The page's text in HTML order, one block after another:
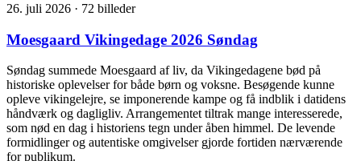
26. juli 2026 · 72 billeder
Moesgaard Vikingedage 2026 Søndag
Søndag summede Moesgaard af liv, da Vikingedagene bød på
historiske oplevelser for både børn og voksne. Besøgende kunne
opleve vikingelejre, se imponerende kampe og få indblik i datidens
håndværk og dagligliv. Arrangementet tiltrak mange interesserede,
som nød en dag i historiens tegn under åben himmel. De levende
formidlinger og autentiske omgivelser gjorde fortiden nærværende
for publikum.